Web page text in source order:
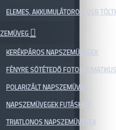
ELEMES, AKKUMULÁTOROS, USB
KERÉKPÁROS NAPSZEMÜVEGEK
FÉNYRE SÖTÉTEDŐ
POLARIZÁLT NAPSZEMÜVEG
NAPSZEMÜVEGEK FUTÁSHOZ
TRIATLONOS NAPSZEMÜVEGEK